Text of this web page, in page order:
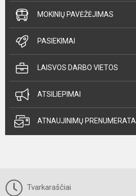
MOKINIŲ PAVĖŽĖJIMAS
PASIEKIMAI
LAISVOS DARBO VIETOS
ATSILIEPIMAI
ATNAUJINIMŲ PRENUMERATA
Tvarkaraščiai